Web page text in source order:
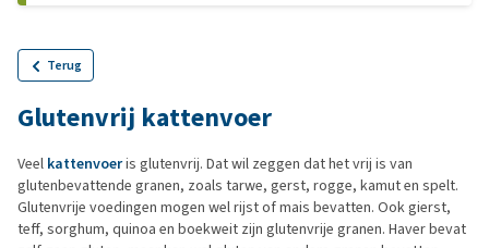
Terug
Glutenvrij kattenvoer
Veel kattenvoeris glutenvrij. Dat wil zeggen dat het vrij is van
glutenbevattende granen, zoals tarwe, gerst, rogge, kamut en spelt.
Glutenvrije voedingen mogen wel rijst of mais bevatten. Ook gierst,
teff, sorghum, quinoa en boekweit zijn glutenvrije granen. Haver bevat